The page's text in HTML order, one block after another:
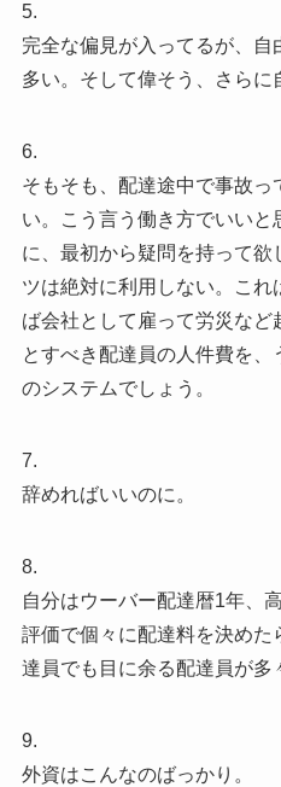
5.
完全な偏見が入ってるが、
多い。そして偉そう、さらに
6.
そもそも、配達途中で事故っ
い。こう言う働き方でいい
に、最初から疑問を持って
ツは絶対に利用しない。これ
ば会社として雇って労災など
とすべき配達員の人件費を
のシステムでしょう。
7.
辞めればいいのに。
8.
自分はウーバー配達暦1年、
評価で個々に配達料を決め
達員でも目に余る配達員が多
9.
外資はこんなのばっかり。